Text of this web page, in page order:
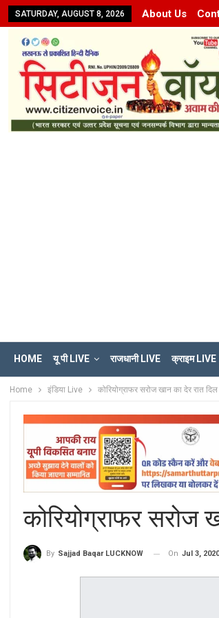
SATURDAY, AUGUST 8, 2026 About Us
HOME यू पी LIVE राजधानी LIVE क्राइम LIVE
Home इंडिया Live कोरियोग्राफर सरोज खान का देर रात
कोरियोग्राफर सरोज
By Sajjad Baqar LUCKNOW On Jul 3, 2020